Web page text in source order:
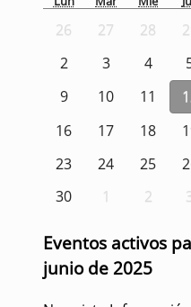
26 27 28
2
3 4
9
10 11
16
17 18
23
24 25
30
1 2
Eventos activos
junio de 2025